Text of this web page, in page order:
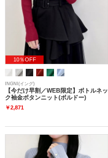
10％OFF
INGNI(イング)
【今だけ早割／WEB限定】ボトルネッ
ク袖金ボタンニット(ボルドー)
￥2,871